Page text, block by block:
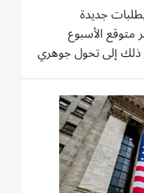
جديدة
الأسبوع
ذلك إلى تحول جوهري
وأعلنت وزارة
للحصول على